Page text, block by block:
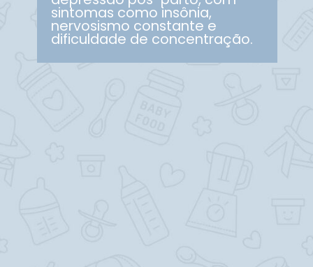
sintomas como insônia,
nervosismo constante e
dificuldade de concentração.